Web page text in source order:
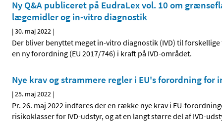
Ny Q&A publiceret på EudraLex vol. 10 om
lægemidler og in-vitro diagnostik
|30. maj 2022 |
Der bliver benyttet meget in-vitro diagnostik (IVD) til
en ny forordning (EU 2017/746) i kraft på IVD-området.
Nye krav og strammere regler i EU's forordning
|25. maj 2022 |
Pr. 26. maj 2022 indføres der en række nye krav i EU-
risikoklasser for IVD-udstyr, og at en langt større del af IVD-